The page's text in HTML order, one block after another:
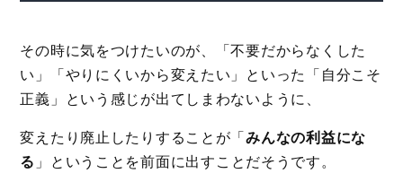
その時に気をつけたいのが、「不要だからなくした
い」「やりにくいから変えたい」といった「自分こそ
正義」という感じが出てしまわないように、
変えたり廃止したりすることが「みんなの利益にな
る 」ということを前面に出すことだそうです。